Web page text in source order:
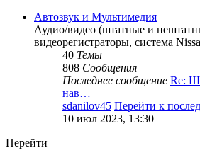
Автозвук и Мультимедия
Аудио/видео (штатные и
видеорегистраторы, система
40 Темы
808 Сообщения
Последнее сообщение Re:
нав…
sdanilov45 Перейти к
10 июл 2023, 13:30
Перейти